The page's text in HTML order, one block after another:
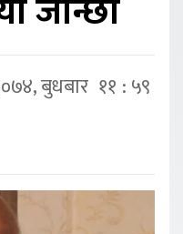
जान्छौ
बुधबार ११ : ५९